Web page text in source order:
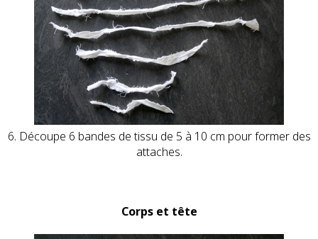
6. Découpe 6 bandes de tissu de 5 à 10 cm pour former des
attaches.
Corps et tête